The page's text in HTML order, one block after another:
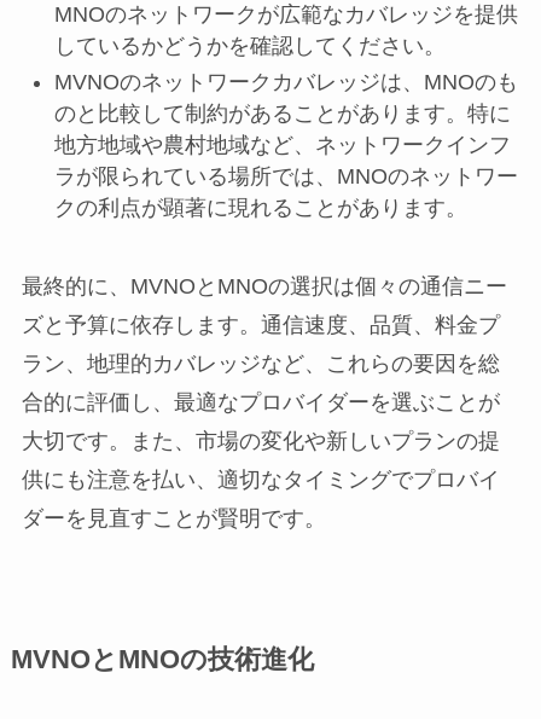
MNOのネットワークが広範なカバレッジを提供
しているかどうかを確認してください。
MVNOのネットワークカバレッジは、MNOのも
のと比較して制約があることがあります。特に
地方地域や農村地域など、ネットワークインフ
ラが限られている場所では、MNOのネットワー
クの利点が顕著に現れることがあります。
最終的に、MVNOとMNOの選択は個々の通信ニー
ズと予算に依存します。通信速度、品質、料金プ
ラン、地理的カバレッジなど、これらの要因を総
合的に評価し、最適なプロバイダーを選ぶことが
大切です。また、市場の変化や新しいプランの提
供にも注意を払い、適切なタイミングでプロバイ
ダーを見直すことが賢明です。
MVNOとMNOの技術進化